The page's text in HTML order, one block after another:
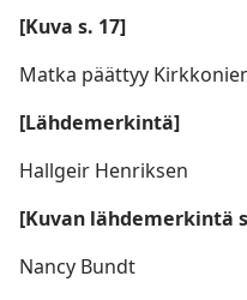
[Kuva s. 17]
Matka päättyy
[Lähdemerkintä]
Hallgeir Henriksen
[Kuvan lähdemerkintä
Nancy Bundt